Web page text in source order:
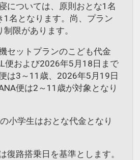
については、原則おとな1名
1名となります。尚、プラン
制限があります。
セットプランのこども代金
便および2026年5月18日まで
は3～11歳、2026年5月19日
便は2～11歳が対象となり
小学生はおとな代金となり
復路搭乗日を基準とします。